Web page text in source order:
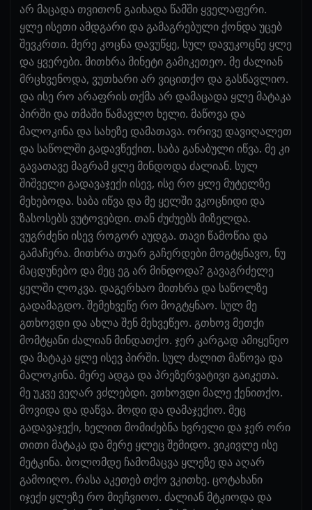
არ მაცადა თვითონ გაიხადა წამში ყველაფერი.
ყლე ისეთი ამდგარი და გამაგრებული ქონდა უცებ
შევკრთი. მერე კოცნა დავუწყე, სულ დავუკოცნე ყლე
და ყვერები. მითხრა მინეტი გამიკეთეო. მე ძალიან
მრცხვენოდა, ვუთხარი არ ვიცითქო და გასწავლიო.
და ისე რო არაფრის თქმა არ დამაცადა ყლე მატაკა
პირში და თმაში წამავლო ხელი. მაწოვა და
მალოკინა და სახეზე დამათავა. ორივე დავიღალეთ
და საწოლში გადავწექით. საბა განაბული იწვა. მე კი
გავათავე მაგრამ ყლე მინდოდა ძალიან. სულ
შიშველი გადავაჯექი ისევ, ისე რო ყლე მუტელზე
მეხებოდა. საბა იწვა და მე ყელში ვკოცნიდი და
ზასოსებს ვუტოვებდი. თან ძუძუებს მიზელდა.
ვუგრძენი ისევ როგორ აუდგა. თავი წამოწია და
გამაჩერა. მითხრა თუარ გაჩერდები მოგტყნავო, ნუ
მაცდუნებო და მეც ეგ არ მინდოდა? გავაგრძელე
ყელში ლოკვა. დაგერხაო მითხრა და საწოლზე
გადამაგდო. შემეხვეწე რო მოგტყნაო. სულ მე
გთხოვდი და ახლა შენ მეხვეწეო. გთხოვ მეთქი
მომტყანი ძალიან მინდათქო. ჯერ კარგად ამიყენეო
და მატაკა ყლე ისევ პირში. სულ ძალით მაწოვა და
მალოკინა. მერე ადგა და პრეზერვატივი გაიკეთა.
მე უკვე ვეღარ ვძლებდი. ვთხოვდი მალე ქენითქო.
მოვიდა და დაწვა. მოდი და დამაჯექიო. მეც
გადავაჯექი, ხელით მომიძებნა ხვრელი და ჯერ ორი
თითი მატაკა და მერე ყლეც შემიდო. ვიკივლე ისე
მეტკინა. ბოლომდე ჩამომაცვა ყლეზე და აღარ
გამოიღო. რასა აკეთებ თქო ვკითხე. ცოტახანი
იჯექი ყლეზე რო მიეჩვიოო. ძალიან მტკიოდა და